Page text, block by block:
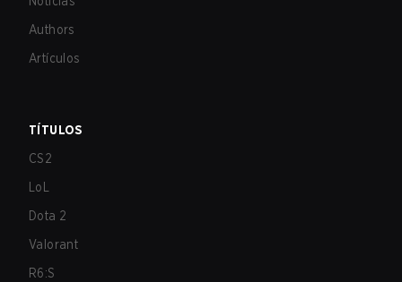
Authors
Artículos
TÍTULOS
CS2
LoL
Dota 2
Valorant
R6:S